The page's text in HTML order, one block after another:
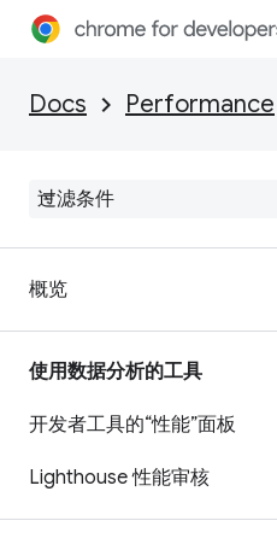
Docs Performance
概览
使用数据分析的工具
开发者工具的“性能”面板
Lighthouse 性能审核